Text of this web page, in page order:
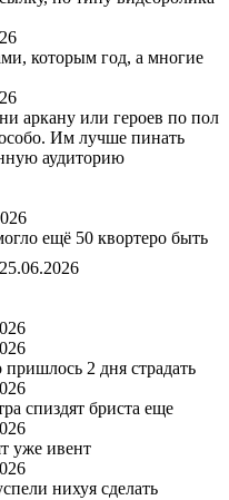
которым год, а многие
аркану или героев по пол
Им лучше пинать
аудиторию
ещё 50 квортеро быть
25.06.2026
пришлось 2 дня страдать
спиздят бриста еще
уже ивент
нихуя сделать